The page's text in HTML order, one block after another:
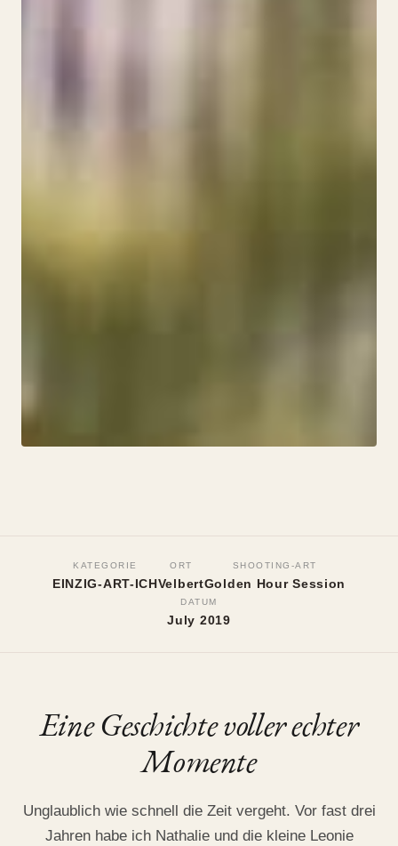
Nathalia und Leonie | einzig-
art-ICH
KATEGORIE
EINZIG-ART-ICH
ORT
Velbert
SHOOTING-ART
Golden Hour Session
DATUM
July 2019
Eine Geschichte voller echter
Momente
Unglaublich wie schnell die Zeit vergeht. Vor fast drei
Jahren habe ich Nathalie und die kleine Leonie